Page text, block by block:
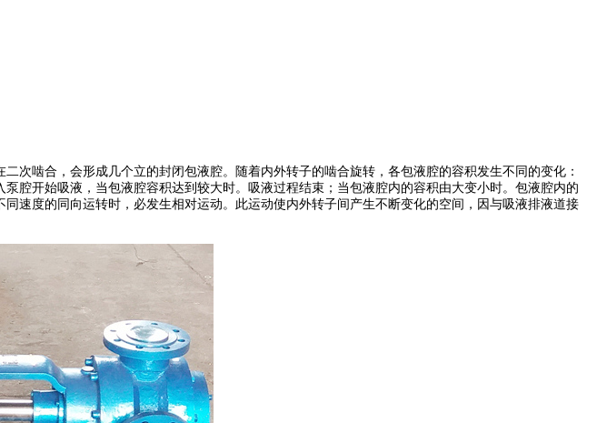
次啮合，会形成几个立的封闭包液腔。随着内外转子的啮合旋转，各包液腔的容积发生不同的变化：
腔开始吸液，当包液腔容积达到较大时。吸液过程结束；当包液腔内的容积由大变小时。包液腔内的
速度的同向运转时，必发生相对运动。此运动使内外转子间产生不断变化的空间，因与吸液排液道接